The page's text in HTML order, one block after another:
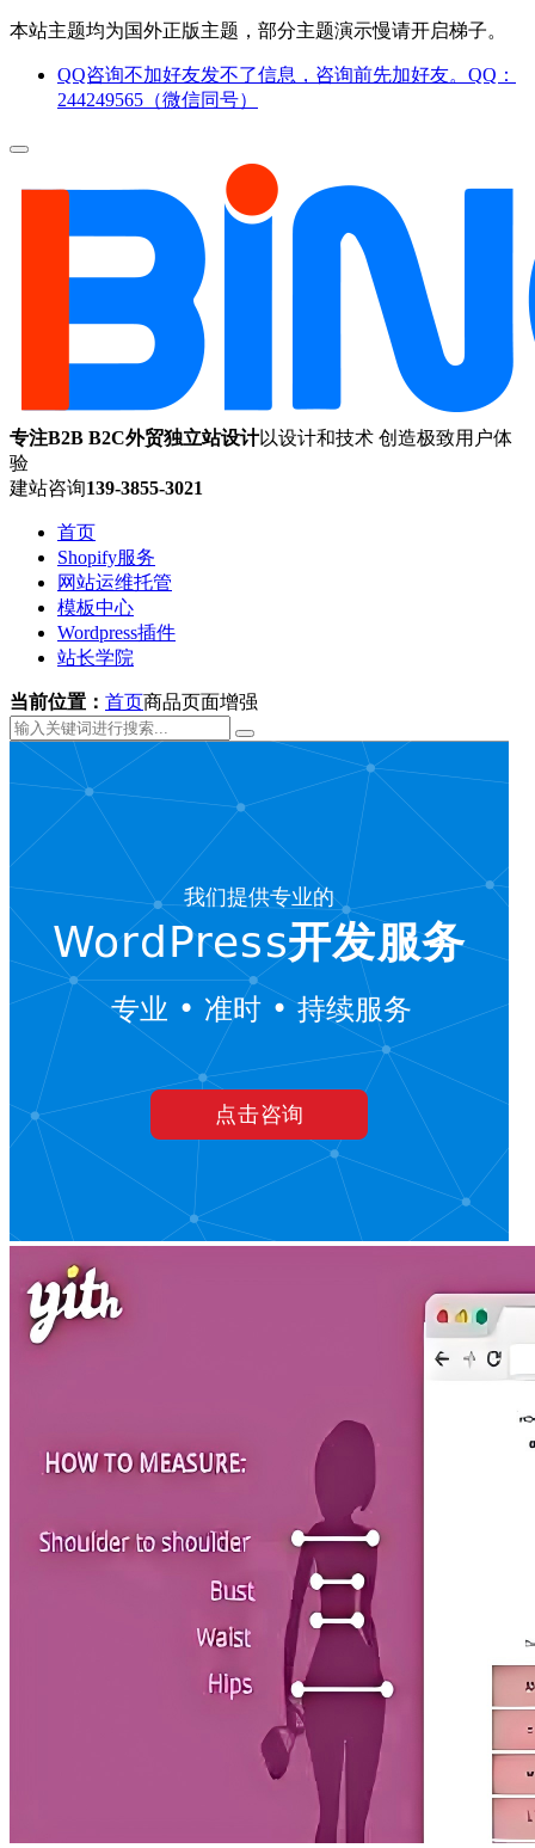
本站主题均为国外正版主题，部分主题演示慢请开启梯子。
QQ咨询不加好友发不了信息，咨询前先加好友。QQ：
244249565（微信同号）
专注B2B B2C外贸独立站设计以设计和技术 创造极致用户体
验
建站咨询139-3855-3021
首页
Shopify服务
网站运维托管
模板中心
Wordpress插件
站长学院
当前位置： 首页商品页面增强